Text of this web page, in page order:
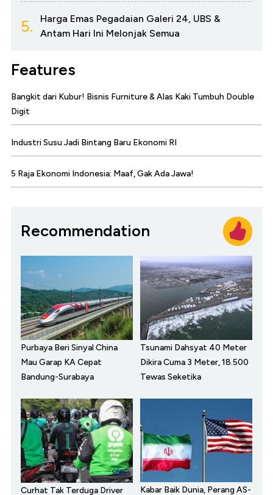
5.
Harga Emas Pegadaian Galeri 24, UBS &
Antam Hari Ini Melonjak Semua
Features
Bangkit dari Kubur! Bisnis Furniture & Alas Kaki Tumbuh Double
Digit
Industri Susu Jadi Bintang Baru Ekonomi RI
5 Raja Ekonomi Indonesia: Maaf, Gak Ada Jawa!
Recommendation
Purbaya Beri Sinyal China
Mau Garap KA Cepat
Bandung-Surabaya
Tsunami Dahsyat 40 Meter
Dikira Cuma 3 Meter, 18.500
Tewas Seketika
Curhat Tak Terduga Driver
Kabar Baik Dunia, Perang AS-